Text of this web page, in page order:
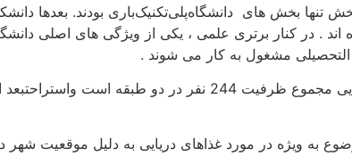
بخش های دانشگاه‌پلی‌تکنیک‌باری بودند. بعدها
. در کنار برتری علمی ، یکی از ویژگی های اصلی
تحولات اخیر دانشگاه‌پلی‌تکنیک‌باری شامل ساخت یک مرکز دانشجویی 1.5 میلیون یورویی است که
به ویژه در مورد غذاهای دریایی به دلیل موقعیت شهر